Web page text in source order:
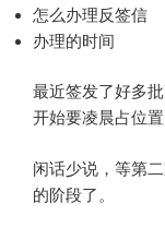
怎么办理反签信
办理的时间
最近签发了好多
开始要凌晨占位置
闲话少说，等第
的阶段了。